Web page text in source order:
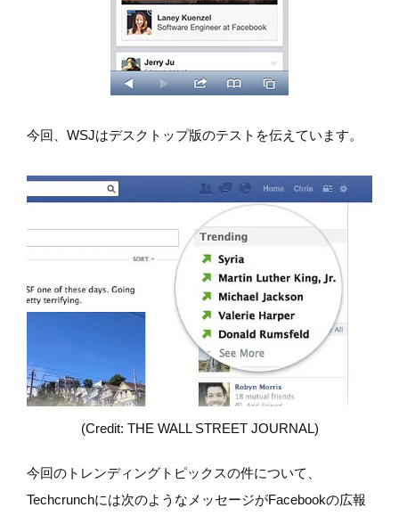
今回、WSJはデスクトップ版のテストを伝えています。
(Credit: THE WALL STREET JOURNAL)
今回のトレンディングトピックスの件について、
Techcrunchには次のようなメッセージがFacebookの広報